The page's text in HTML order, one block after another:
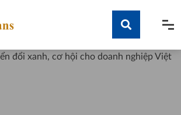
Tìm kiếm